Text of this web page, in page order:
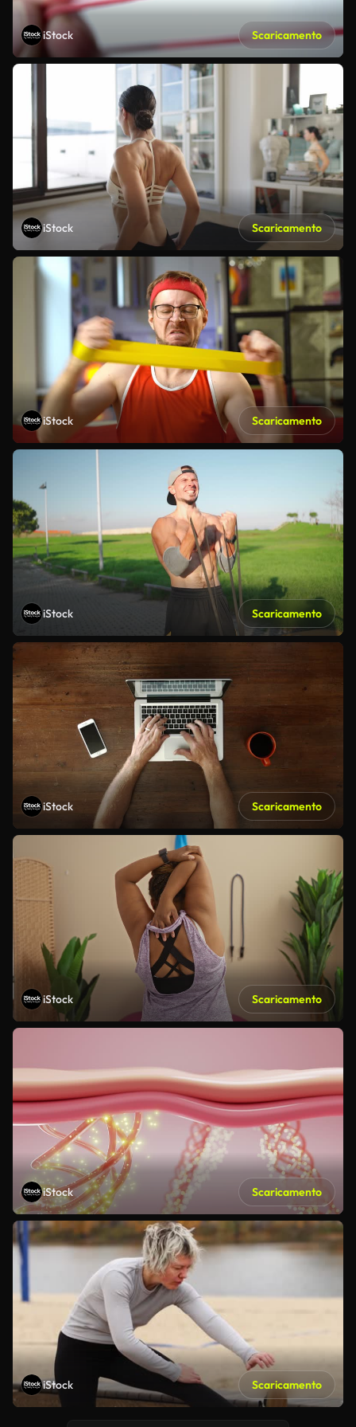
iStock Scaricamento
iStock Scaricamento
iStock Scaricamento
iStock Scaricamento
iStock Scaricamento
iStock Scaricamento
iStock Scaricamento
iStock Scaricamento